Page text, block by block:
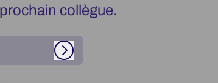
collègue.
Connexion